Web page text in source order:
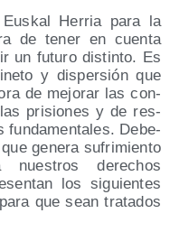
Herria para la
de tener en cuen­ta
un futu­ro dis­tin­to. Es
y dis­per­sión que
de mejo­rar las con­
pri­sio­nes y de res­
fun­da­men­ta­les. Debe­
gene­ra sufri­mien­to
dere­chos
los siguien­tes
que sean tra­ta­dos